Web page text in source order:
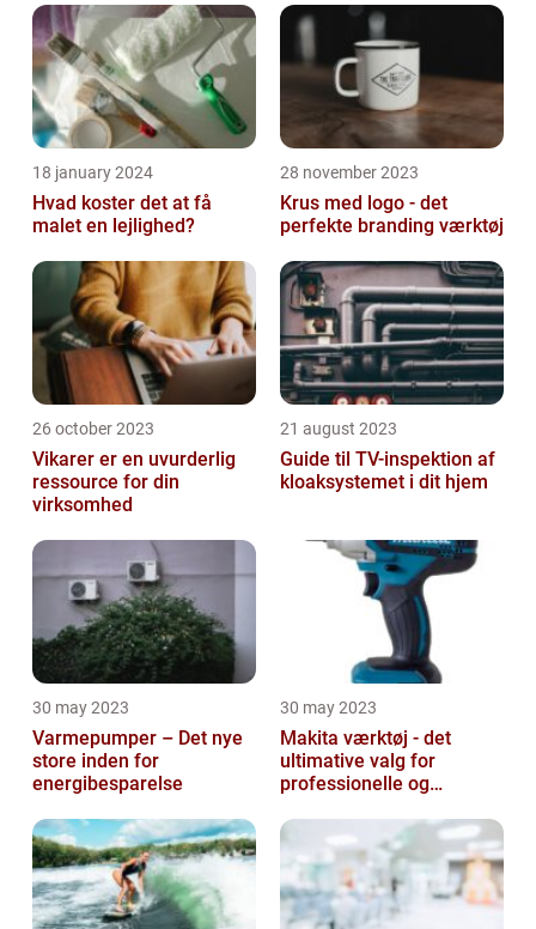
18 january 2024
Hvad koster det at få
malet en lejlighed?
28 november 2023
Krus med logo - det
perfekte branding værktøj
26 october 2023
Vikarer er en uvurderlig
ressource for din
virksomhed
21 august 2023
Guide til TV-inspektion af
kloaksystemet i dit hjem
30 may 2023
Varmepumper – Det nye
store inden for
energibesparelse
30 may 2023
Makita værktøj - det
ultimative valg for
professionelle og
selv'ere